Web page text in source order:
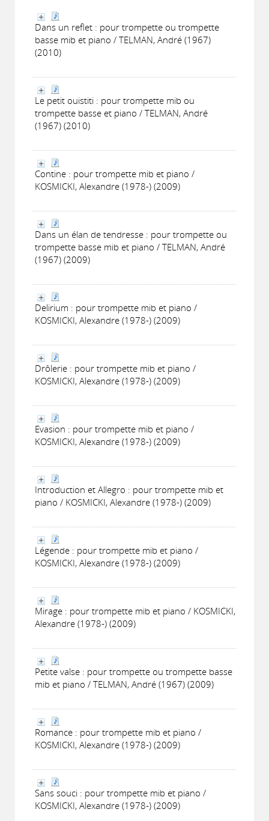
Dans un reflet : pour trompette ou trompette
basse mib et piano / TELMAN, André (1967)
(2010)
Le petit ouistiti : pour trompette mib ou
trompette basse et piano / TELMAN, André
(1967) (2010)
Contine : pour trompette mib et piano /
KOSMICKI, Alexandre (1978-) (2009)
Dans un élan de tendresse : pour trompette ou
trompette basse mib et piano / TELMAN, André
(1967) (2009)
Delirium : pour trompette mib et piano /
KOSMICKI, Alexandre (1978-) (2009)
Drôlerie : pour trompette mib et piano /
KOSMICKI, Alexandre (1978-) (2009)
Evasion : pour trompette mib et piano /
KOSMICKI, Alexandre (1978-) (2009)
Introduction et Allegro : pour trompette mib et
piano / KOSMICKI, Alexandre (1978-) (2009)
Légende : pour trompette mib et piano /
KOSMICKI, Alexandre (1978-) (2009)
Mirage : pour trompette mib et piano / KOSMICKI,
Alexandre (1978-) (2009)
Petite valse : pour trompette ou trompette basse
mib et piano / TELMAN, André (1967) (2009)
Romance : pour trompette mib et piano /
KOSMICKI, Alexandre (1978-) (2009)
Sans souci : pour trompette mib et piano /
KOSMICKI, Alexandre (1978-) (2009)